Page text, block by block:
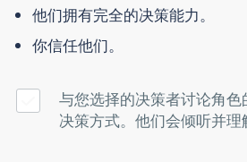
他们拥有完全的决策能力。
你信任他们。
与您选择的决策者讨论角
决策方式。他们会倾听并理